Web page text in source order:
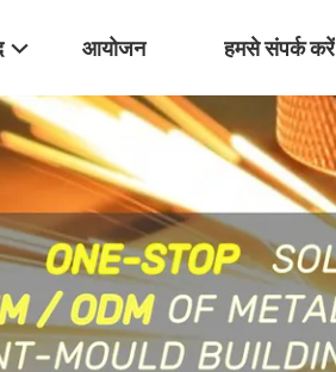
आयोजन हमसे संपर्क करें